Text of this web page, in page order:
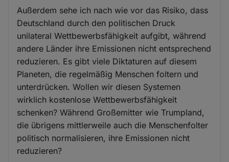
Außerdem sehe ich nach wie vor das Risiko, dass
Deutschland durch den politischen Druck
unilateral Wettbewerbsfähigkeit aufgibt, während
andere Länder ihre Emissionen nicht entsprechend
reduzieren. Es gibt viele Diktaturen auf diesem
Planeten, die regelmäßig Menschen foltern und
unterdrücken. Wollen wir diesen Systemen
wirklich kostenlose Wettbewerbsfähigkeit
schenken? Während Großemitter wie Trumpland,
die übrigens mittlerweile auch die Menschenfolter
politisch normalisieren, ihre Emissionen nicht
reduzieren?